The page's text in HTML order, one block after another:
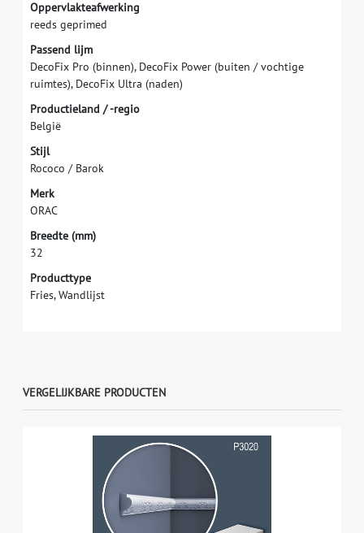
Oppervlakteafwerking
reeds geprimed
Passend lijm
DecoFix Pro (binnen), DecoFix Power (buiten / vochtige
ruimtes), DecoFix Ultra (naden)
Productieland /-regio
België
Stijl
Rococo / Barok
Merk
ORAC
Breedte (mm)
32
Producttype
Fries, Wandlijst
VERGELIJKBARE PRODUCTEN